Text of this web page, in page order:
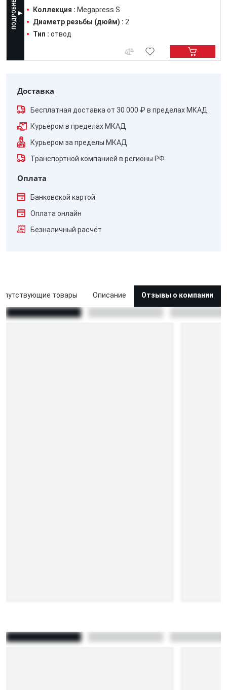
Коллекция : Megapress S
Диаметр резьбы (дюйм) : 2
Тип : отвод
Доставка
Бесплатная доставка от 30 000 ₽ в пределах МКАД
Курьером в пределах МКАД
Курьером за пределы МКАД
Транспортной компанией в регионы РФ
Оплата
Банковской картой
Оплата онлайн
Безналичный расчёт
товары Описание Отзывы о компании